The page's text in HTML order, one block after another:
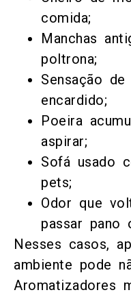
comida;
Manchas
poltrona;
Sensação
encardido;
Poeira
aspirar;
Sofá usado
pets;
Odor que
passar pano
Nesses casos,
ambiente pode
Aromatizadores